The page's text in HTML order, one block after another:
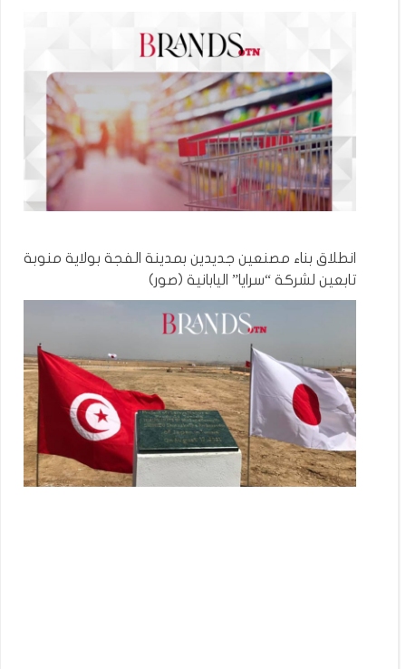
انطلاق بناء مصنعين جديدين بمدينة الفجة بولاية منوبة
تابعين لشركة “سرايا” اليابانية (صور)